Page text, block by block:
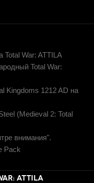
War: ATTILA
Total War:
Kingdoms 1212 AD на
(Medieval 2: Total
внимания".
Pack
ATTILA